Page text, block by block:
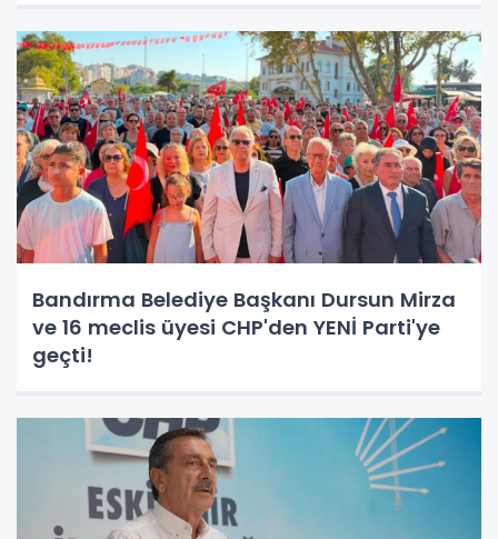
Bandırma Belediye Başkanı Dursun Mirza
ve 16 meclis üyesi CHP'den YENİ Parti'ye
geçti!